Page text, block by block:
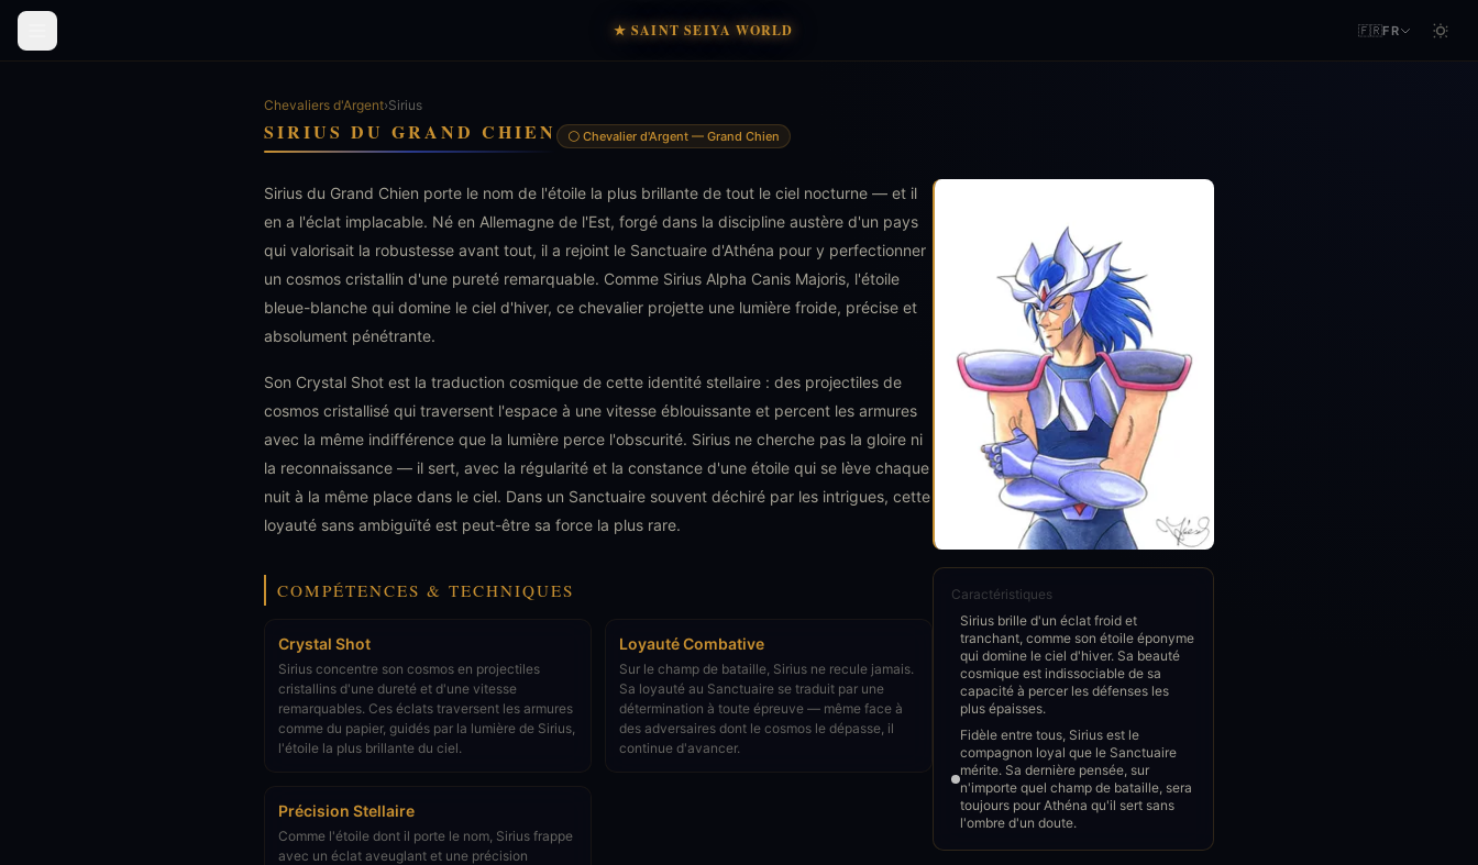
★ SAINT SEIYA WORLD 🇫🇷FR
Chevaliers d'Argent›Sirius
SIRIUS DU GRAND CHIEN ⚪ Chevalier d'Argent — Grand Chien
Sirius du Grand Chien porte le nom de l'étoile la plus brillante de tout le ciel nocturne — et il
en a l'éclat implacable. Né en Allemagne de l'Est, forgé dans la discipline austère d'un pays
qui valorisait la robustesse avant tout, il a rejoint le Sanctuaire d'Athéna pour y perfectionner
un cosmos cristallin d'une pureté remarquable. Comme Sirius Alpha Canis Majoris, l'étoile
bleue-blanche qui domine le ciel d'hiver, ce chevalier projette une lumière froide, précise et
absolument pénétrante.
Son Crystal Shot est la traduction cosmique de cette identité stellaire : des projectiles de
cosmos cristallisé qui traversent l'espace à une vitesse éblouissante et percent les armures
avec la même indifférence que la lumière perce l'obscurité. Sirius ne cherche pas la gloire ni
la reconnaissance — il sert, avec la régularité et la constance d'une étoile qui se lève chaque
nuit à la même place dans le ciel. Dans un Sanctuaire souvent déchiré par les intrigues, cette
loyauté sans ambiguïté est peut-être sa force la plus rare.
COMPÉTENCES & TECHNIQUES
Crystal Shot
Sirius concentre son cosmos en projectiles
cristallins d'une dureté et d'une vitesse
remarquables. Ces éclats traversent les armures
comme du papier, guidés par la lumière de Sirius,
l'étoile la plus brillante du ciel.
Loyauté Combative
Sur le champ de bataille, Sirius ne recule jamais.
Sa loyauté au Sanctuaire se traduit par une
détermination à toute épreuve — même face à
des adversaires dont le cosmos le dépasse, il
continue d'avancer.
Précision Stellaire
Comme l'étoile dont il porte le nom, Sirius frappe
avec un éclat aveuglant et une précision
Caractéristiques
Sirius brille d'un éclat froid et
tranchant, comme son étoile éponyme
qui domine le ciel d'hiver. Sa beauté
cosmique est indissociable de sa
capacité à percer les défenses les
plus épaisses.
Fidèle entre tous, Sirius est le
compagnon loyal que le Sanctuaire
mérite. Sa dernière pensée, sur
n'importe quel champ de bataille, sera
toujours pour Athéna qu'il sert sans
l'ombre d'un doute.